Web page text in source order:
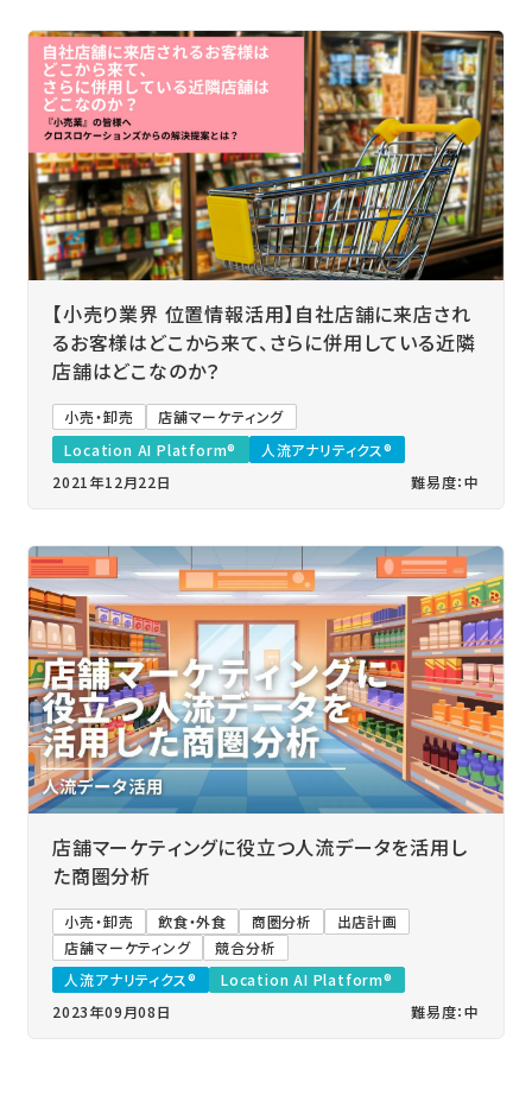
【小売り業界 位置情報活用】自社店舗に来店され
るお客様はどこから来て、さらに併用している近隣
店舗はどこなのか？
小売・卸売
店舗マーケティング
Location AI Platform®
人流アナリティクス®
2021年12月22日
難易度：中
店舗マーケティングに役立つ人流データを活用し
た商圏分析
小売・卸売 飲食・外食 商圏分析
出店計画
店舗マーケティング
競合分析
人流アナリティクス®
Location AI Platform®
2023年09月08日
難易度：中